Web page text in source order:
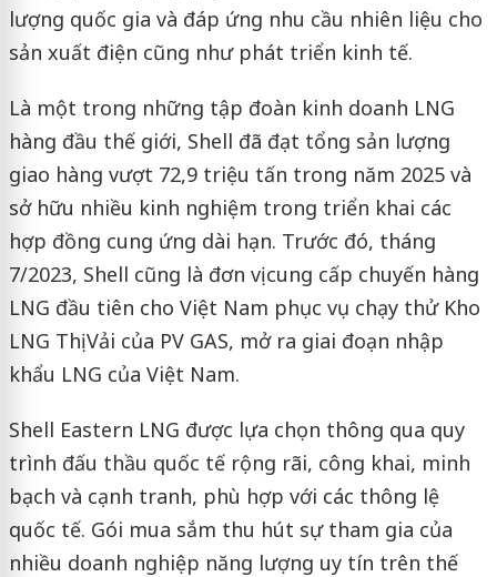
lượng quốc gia và đáp ứng nhu cầu nhiên liệu cho
sản xuất điện cũng như phát triển kinh tế.
Là một trong những tập đoàn kinh doanh LNG
hàng đầu thế giới, Shell đã đạt tổng sản lượng
giao hàng vượt 72,9 triệu tấn trong năm 2025 và
sở hữu nhiều kinh nghiệm trong triển khai các
hợp đồng cung ứng dài hạn. Trước đó, tháng
7/2023, Shell cũng là đơn vị cung cấp chuyến hàng
LNG đầu tiên cho Việt Nam phục vụ chạy thử Kho
LNG Thị Vải của PV GAS, mở ra giai đoạn nhập
khẩu LNG của Việt Nam.
Shell Eastern LNG được lựa chọn thông qua quy
trình đấu thầu quốc tế rộng rãi, công khai, minh
bạch và cạnh tranh, phù hợp với các thông lệ
quốc tế. Gói mua sắm thu hút sự tham gia của
nhiều doanh nghiệp năng lượng uy tín trên thế